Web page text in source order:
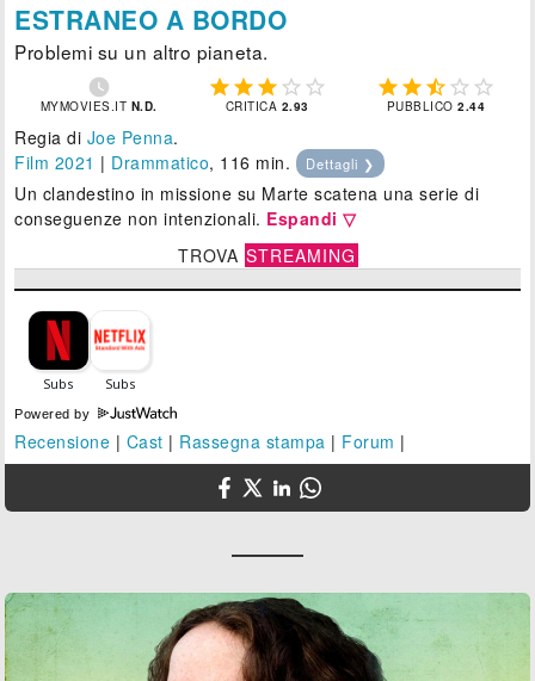
ESTRANEO A BORDO
Problemi su un altro pianeta.

MYMOVIES.IT N.D.
    
CRITICA 2.93
    
PUBBLICO2.44
Regia di Joe Penna.
Film 2021 | Drammatico, 116 min. Dettagli ❯
Un clandestino in missione su Marte scatena una serie di
conseguenze non intenzionali. Espandi ▽
TROVA STREAMING
Powered by
Recensione | Cast | Rassegna stampa | Forum |